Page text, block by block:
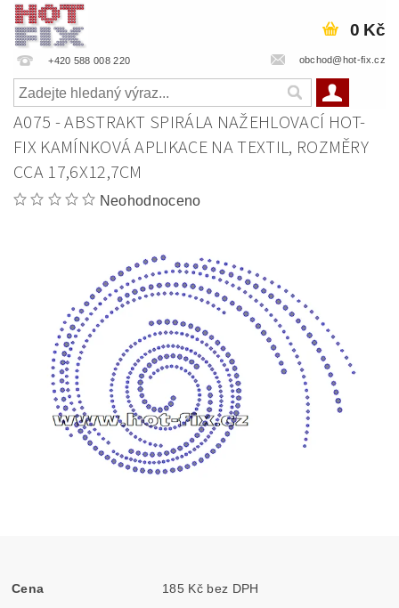
+420 588 008 220 obchod@hot-fix.cz
0 Kč
A075 - ABSTRAKT SPIRÁLA NAŽEHLOVACÍ HOT-
FIX KAMÍNKOVÁ APLIKACE NA TEXTIL, ROZMĚRY
CCA 17,6X12,7CM
Neohodnoceno
Cena 185 Kč bez DPH